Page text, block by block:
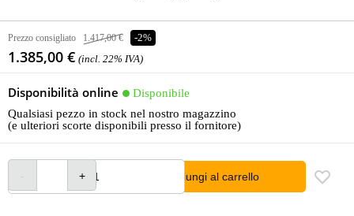
Prezzo consigliato 1.417,00 € -2%
1.385,00 € (incl. 22% IVA)
Disponibilità online
Disponibile
Qualsiasi pezzo in stock nel nostro magazzino
(e ulteriori scorte disponibili presso il fornitore)
Aggiungi al carrello